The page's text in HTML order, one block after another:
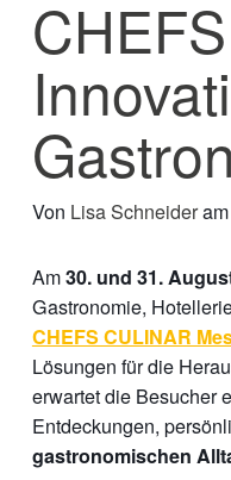
Von Lisa Schneideram
Am30. und 31.
Gastronomie,
CHEFS CULINAR
Lösungen für die
erwartet die Besucher
Entdeckungen,
gastronomischen